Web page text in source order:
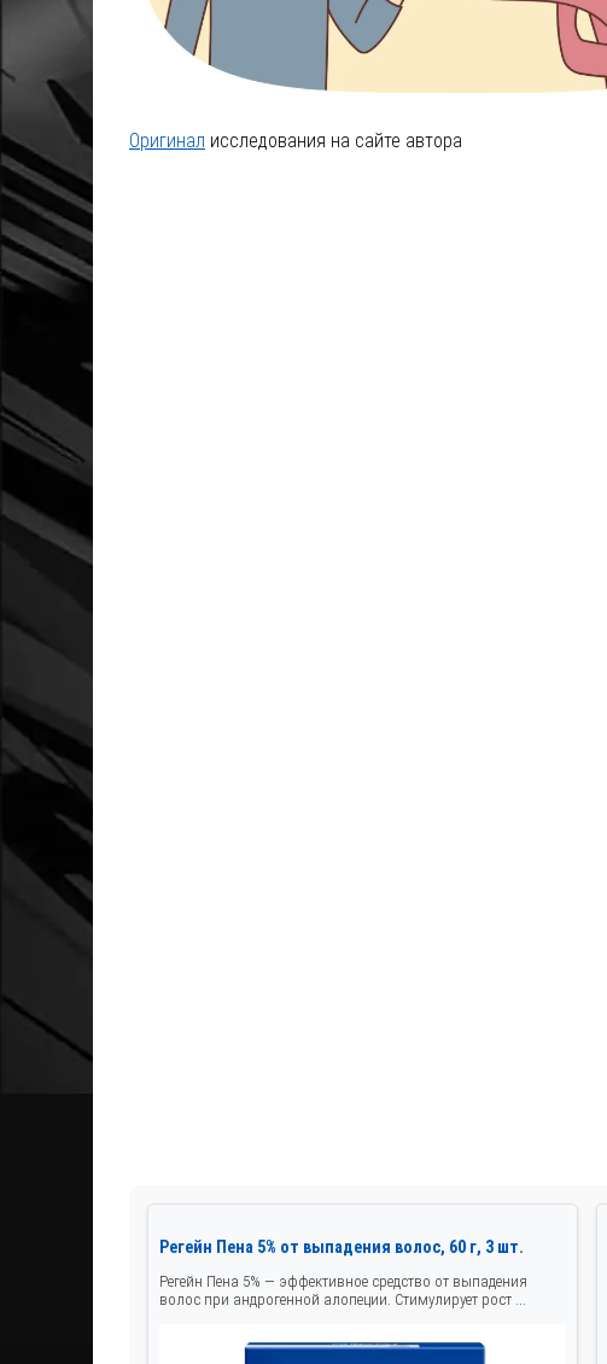
Оригинал исследования на сайте автора
Регейн Пена 5% от выпадения волос, 60 г, 3 шт.
Регейн Пена 5% — эффективное средство от выпадения
волос при андрогенной алопеции. Стимулирует рост ...